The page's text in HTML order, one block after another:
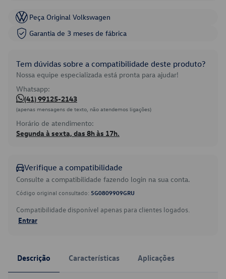
Peça Original Volkswagen
Garantia de 3 meses de fábrica
Tem dúvidas sobre a compatibilidade deste produto?
Nossa equipe especializada está pronta para ajudar!
Whatsapp:
(41) 99125-2143
(apenas mensagens de texto, não atendemos ligações)
Horário de atendimento:
Segunda à sexta, das 8h às 17h.
Verifique a compatibilidade
Consulte a compatibilidade fazendo login na sua conta.
Código original consultado: 5G0809909GRU
Compatibilidade disponível apenas para clientes logados.
Entrar
Descrição Características Aplicações